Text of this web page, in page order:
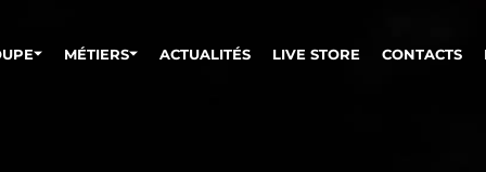
MÉTIERS ACTUALITÉS LIVE STORE CONTACTS